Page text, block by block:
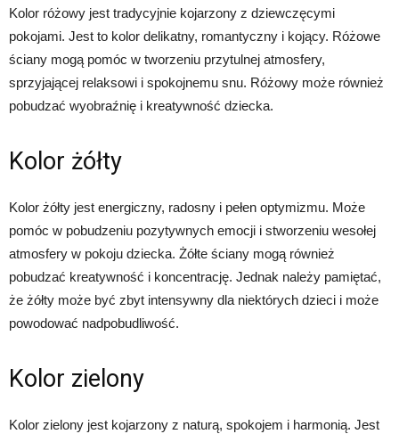
Kolor różowy jest tradycyjnie kojarzony z dziewczęcymi
pokojami. Jest to kolor delikatny, romantyczny i kojący. Różowe
ściany mogą pomóc w tworzeniu przytulnej atmosfery,
sprzyjającej relaksowi i spokojnemu snu. Różowy może również
pobudzać wyobraźnię i kreatywność dziecka.
Kolor żółty
Kolor żółty jest energiczny, radosny i pełen optymizmu. Może
pomóc w pobudzeniu pozytywnych emocji i stworzeniu wesołej
atmosfery w pokoju dziecka. Żółte ściany mogą również
pobudzać kreatywność i koncentrację. Jednak należy pamiętać,
że żółty może być zbyt intensywny dla niektórych dzieci i może
powodować nadpobudliwość.
Kolor zielony
Kolor zielony jest kojarzony z naturą, spokojem i harmonią. Jest